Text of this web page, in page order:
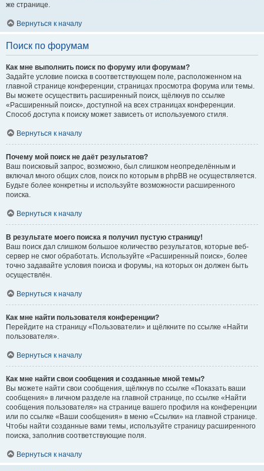
же странице.
Вернуться к началу
Поиск по форумам
Как мне выполнить поиск по форуму или форумам?
Задайте условие поиска в соответствующем поле, расположенном на
главной странице конференции, страницах просмотра форума или темы.
Вы можете осуществить расширенный поиск, щёлкнув по ссылке
«Расширенный поиск», доступной на всех страницах конференции.
Способ доступа к поиску может зависеть от используемого стиля.
Вернуться к началу
Почему мой поиск не даёт результатов?
Ваш поисковый запрос, возможно, был слишком неопределённым и
включал много общих слов, поиск по которым в phpBB не осуществляется.
Будьте более конкретны и используйте возможности расширенного
поиска.
Вернуться к началу
В результате моего поиска я получил пустую страницу!
Ваш поиск дал слишком большое количество результатов, которые веб-
сервер не смог обработать. Используйте «Расширенный поиск», более
точно задавайте условия поиска и форумы, на которых он должен быть
осуществлён.
Вернуться к началу
Как мне найти пользователя конференции?
Перейдите на страницу «Пользователи» и щёлкните по ссылке «Найти
пользователя».
Вернуться к началу
Как мне найти свои сообщения и созданные мной темы?
Вы можете найти свои сообщения, щёлкнув по ссылке «Показать ваши
сообщения» в личном разделе на главной странице, по ссылке «Найти
сообщения пользователя» на странице вашего профиля на конференции
или по ссылке «Ваши сообщения» в меню «Ссылки» на главной странице.
Чтобы найти созданные вами темы, используйте страницу расширенного
поиска, заполнив соответствующие поля.
Вернуться к началу